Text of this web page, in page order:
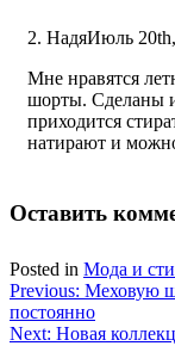
НадяИюль
Мне нравятся
шорты. Сделаны
приходится
натирают и
Оставить
Posted in Мода и
Навигация
по
Previous: Меховую
постоянно
Next: Новая